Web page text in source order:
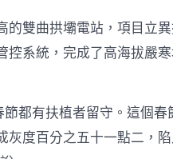
的雙曲拱壩電站，項目立
控系統，完成了高海拔嚴
都有扶植者留守。這個
灰度百分之五十一點二，